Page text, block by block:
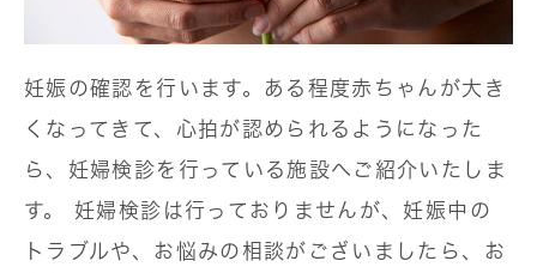
妊娠の確認を行います。ある程度赤ちゃんが大き
くなってきて、心拍が認められるようになった
ら、妊婦検診を行っている施設へご紹介いたしま
す。 妊婦検診は行っておりませんが、妊娠中の
トラブルや、お悩みの相談がございましたら、お